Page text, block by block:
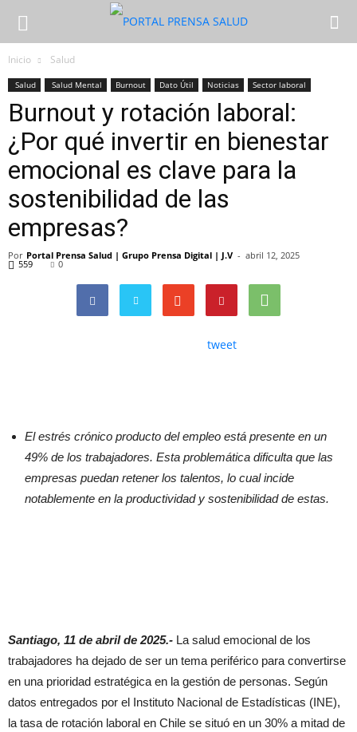
Inicio Salud
Salud Salud Mental Burnout Dato Útil Noticias Sector laboral
Burnout y rotación laboral:
¿Por qué invertir en bienestar
emocional es clave para la
sostenibilidad de las
empresas?
Por Portal Prensa Salud | Grupo Prensa Digital | J.V - abril 12, 2025
559 0
tweet
El estrés crónico producto del empleo está presente en un
49% de los trabajadores. Esta problemática dificulta que las
empresas puedan retener los talentos, lo cual incide
notablemente en la productividad y sostenibilidad de estas.
Santiago, 11 de abril de 2025.- La salud emocional de los
trabajadores ha dejado de ser un tema periférico para convertirse
en una prioridad estratégica en la gestión de personas. Según
datos entregados por el Instituto Nacional de Estadísticas (INE),
la tasa de rotación laboral en Chile se situó en un 30% a mitad de